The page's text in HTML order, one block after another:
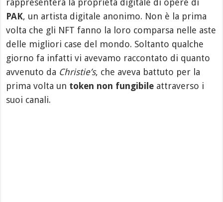
rappresenterà la proprietà digitale di opere di
PAK, un artista digitale anonimo. Non è la prima
volta che gli NFT fanno la loro comparsa nelle aste
delle migliori case del mondo. Soltanto qualche
giorno fa infatti vi avevamo raccontato di quanto
avvenuto da Christie’s, che aveva battuto per la
prima volta un token non fungibile attraverso i
suoi canali.